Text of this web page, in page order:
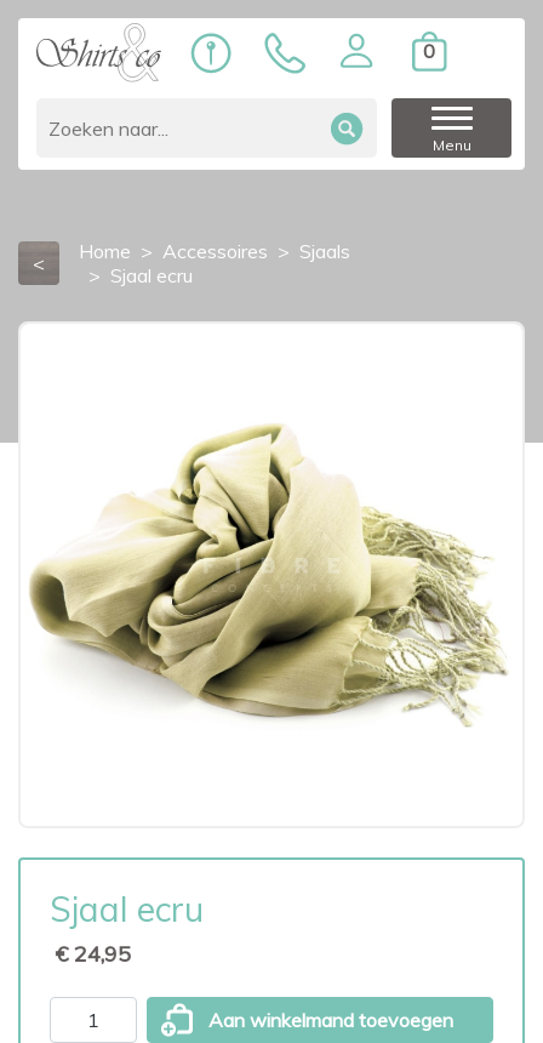
0
Menu
< Home Accessoires
Sjaals
Sjaal ecru
Sjaal ecru
€ 24,95
Aan winkelmand toevoegen